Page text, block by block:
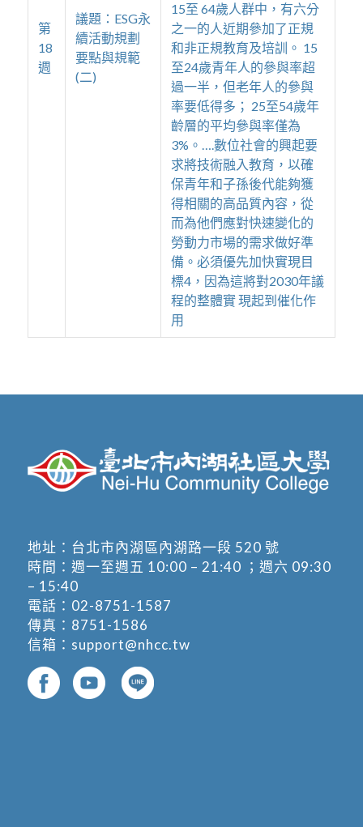
第
18
週
議題：ESG永
續活動規劃
要點與規範
(二)
15至 64歲人群中，有六分
之一的人近期參加了正規
和非正規教育及培訓。 15
至24歲青年人的參與率超
過一半，但老年人的參與
率要低得多； 25至54歲年
齡層的平均參與率僅為
3%。….數位社會的興起要
求將技術融入教育，以確
保青年和子孫後代能夠獲
得相關的高品質內容，從
而為他們應對快速變化的
勞動力市場的需求做好準
備。必須優先加快實現目
標4，因為這將對2030年議
程的整體實 現起到催化作
用
地址： 台北市內湖區內湖路一段 520 號
時間：週一至週五 10:00 – 21:40 ；週六 09:30
– 15:40
電話： 02-8751-1587
傳真：8751-1586
信箱： support@nhcc.tw